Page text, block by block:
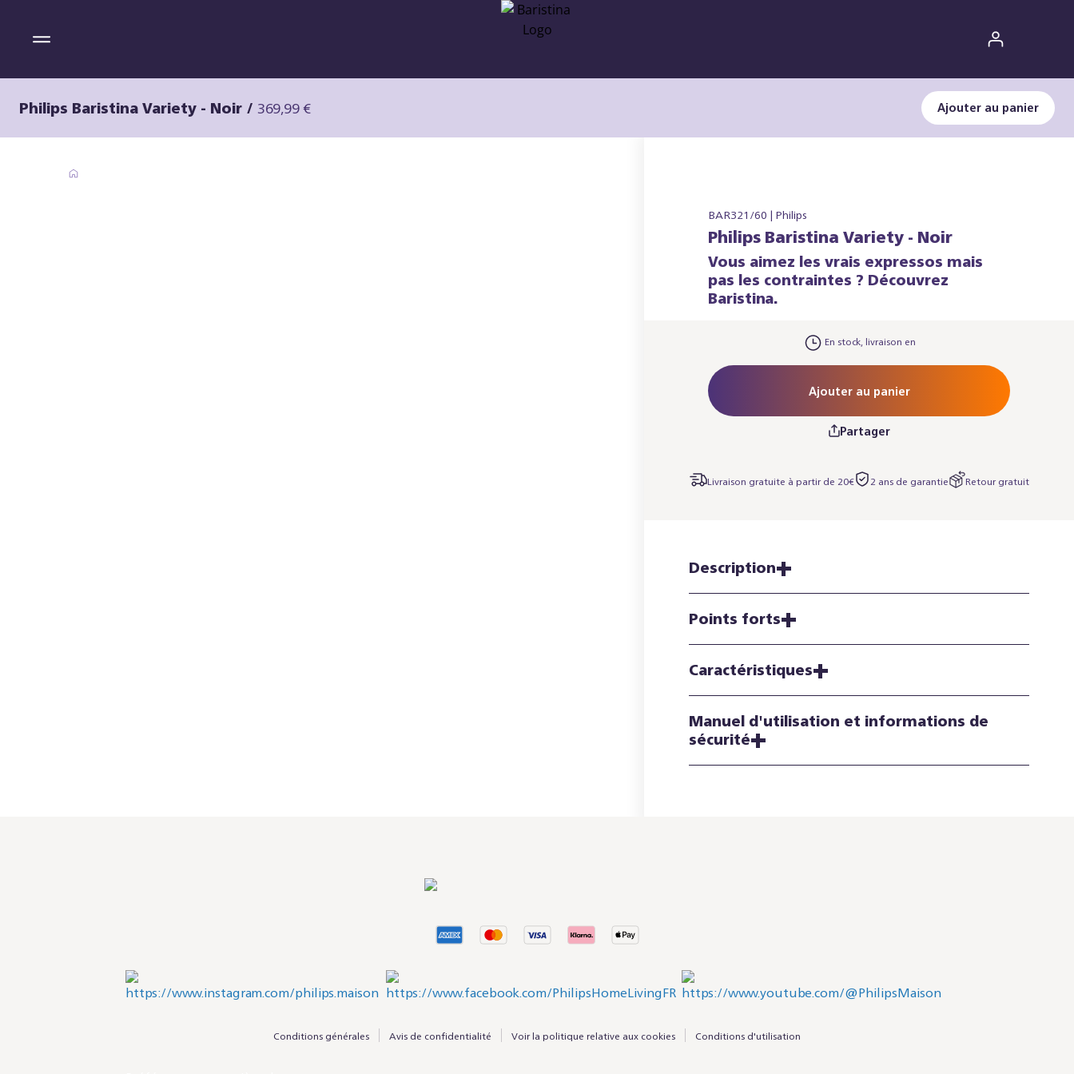
Philips Baristina Variety - Noir/ 369,99 € Ajouter au panier
BAR321/60 | Philips
Philips Baristina Variety - Noir
Vous aimez les vrais expressos mais
pas les contraintes ? Découvrez
Baristina.
En stock, livraison en
Ajouter au panier
Partager
Livraison gratuite à partir de 20€ 2 ans de garantie Retour gratuit
Description
Points forts
Caractéristiques
Manuel d'utilisation et informations de
sécurité
Conditions générales Avis de confidentialité Voir la politique relative aux cookies Conditions d'utilisation